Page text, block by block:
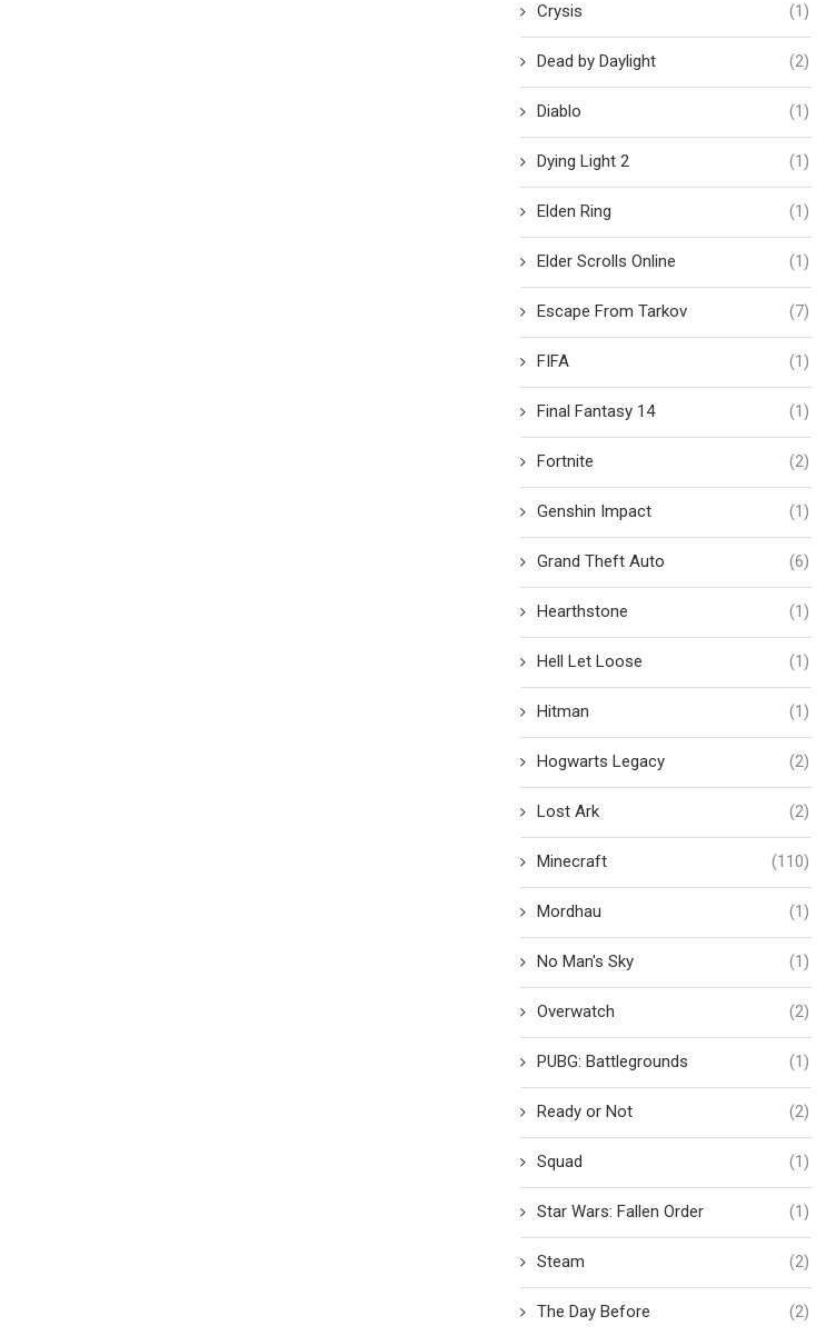
Crysis (1)
Dead by Daylight (2)
Diablo (1)
Dying Light 2 (1)
Elden Ring (1)
Elder Scrolls Online (1)
Escape From Tarkov (7)
FIFA (1)
Final Fantasy 14 (1)
Fortnite (2)
Genshin Impact (1)
Grand Theft Auto (6)
Hearthstone (1)
Hell Let Loose (1)
Hitman (1)
Hogwarts Legacy (2)
Lost Ark (2)
Minecraft (110)
Mordhau (1)
No Man's Sky (1)
Overwatch (2)
PUBG: Battlegrounds (1)
Ready or Not (2)
Squad (1)
Star Wars: Fallen Order (1)
Steam (2)
The Day Before (2)